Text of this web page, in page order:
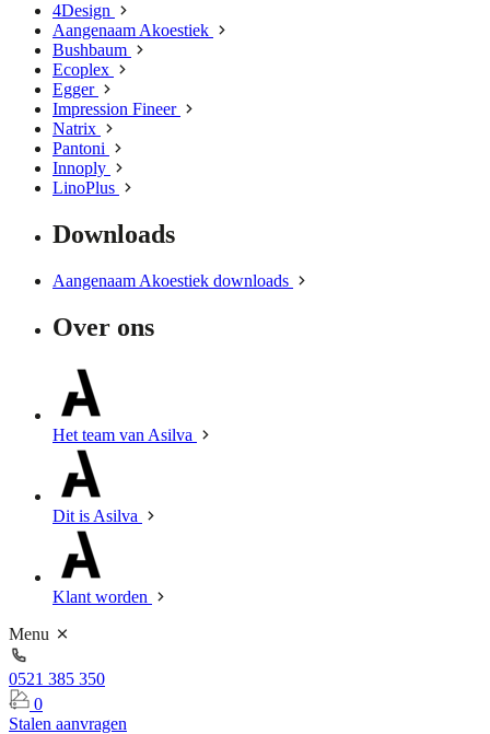
4Design
Aangenaam Akoestiek
Bushbaum
Ecoplex
Egger
Impression Fineer
Natrix
Pantoni
Innoply
LinoPlus
Downloads
Aangenaam Akoestiek downloads
Over ons
Het team van Asilva
Dit is Asilva
Klant worden
Menu
0521 385 350
0
Stalen aanvragen